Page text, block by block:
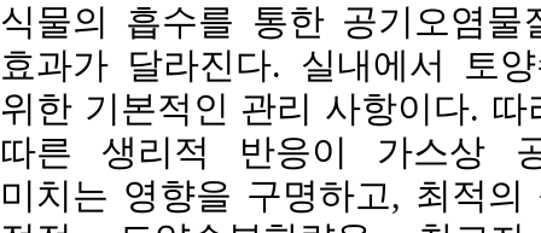
식물의 흡수를 통한 공기오염
효과가 달라진다. 실내에서 토
위한 기본적인 관리 사항이다.
따른 생리적 반응이 가스상
미치는 영향을 구명하고, 최적